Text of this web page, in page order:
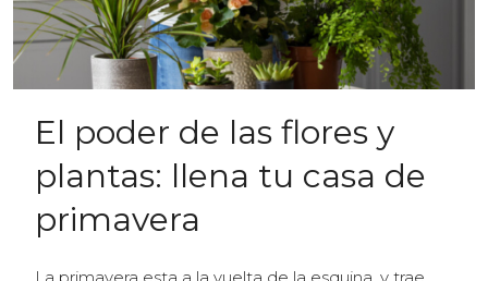
El poder de las flores y
plantas: llena tu casa de
primavera